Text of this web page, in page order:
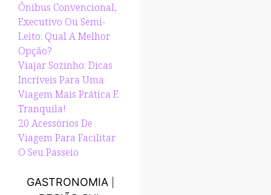
Ônibus Convencional,
Executivo Ou Semi-
Leito: Qual A Melhor
Opção?
Viajar Sozinho: Dicas
Incríveis Para Uma
Viagem Mais Prática E
Tranquila!
20 Acessórios De
Viagem Para Facilitar
O Seu Passeio
GASTRONOMIA|